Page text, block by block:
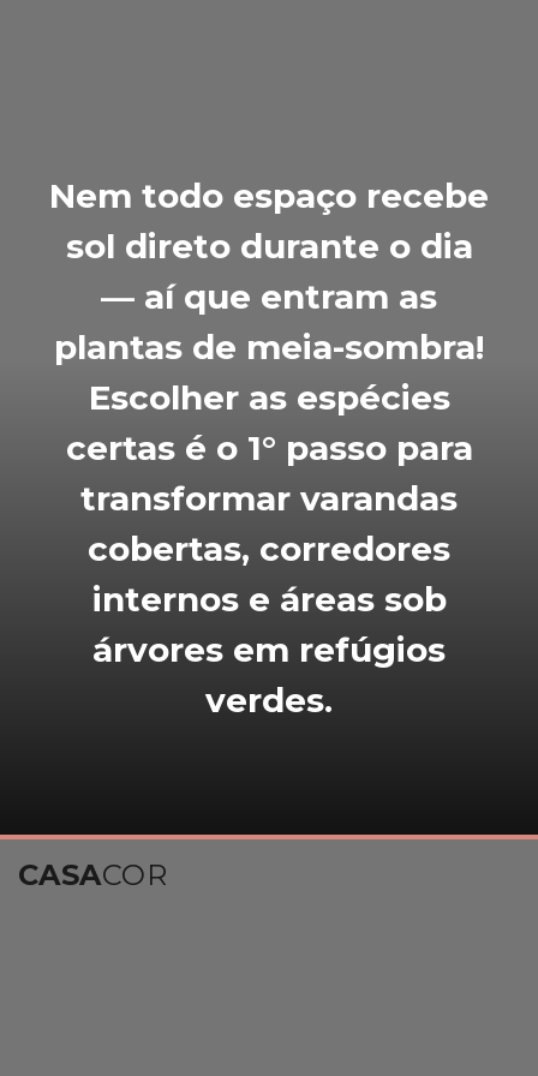
Nem todo espaço recebe
sol direto durante o dia
— aí que entram as
plantas de meia-sombra!
Escolher as espécies
certas é o 1° passo para
transformar varandas
cobertas, corredores
internos e áreas sob
árvores em refúgios
verdes.
CASACOR